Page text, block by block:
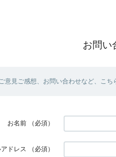
お問い
意見ご感想、お問い合わせなど、こち
お名前 （必須）
ドレス （必須）